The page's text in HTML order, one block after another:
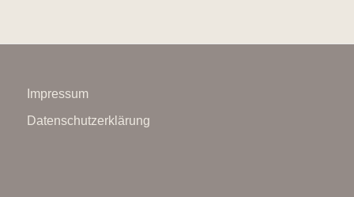
Impressum
Datenschutzerklärung